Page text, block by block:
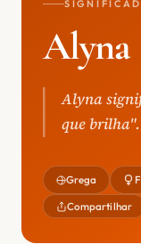
Alyna
Alyna
que brilha".
Grega
Compartilhar